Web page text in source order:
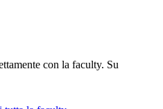
con la faculty. Su